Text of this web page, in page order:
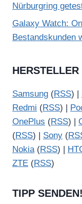
Nürburgring
Galaxy Watch:
Bestandskunden
Samsung (RSS) |
Redmi (RSS) |
OnePlus (RSS) |
(RSS) | Sony (
Nokia(RSS) |
ZTE (RSS)
TIPP SENDEN!